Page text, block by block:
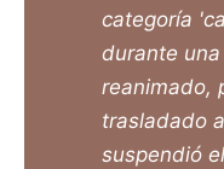
categoría
durante
reanimado,
trasladado
suspendió